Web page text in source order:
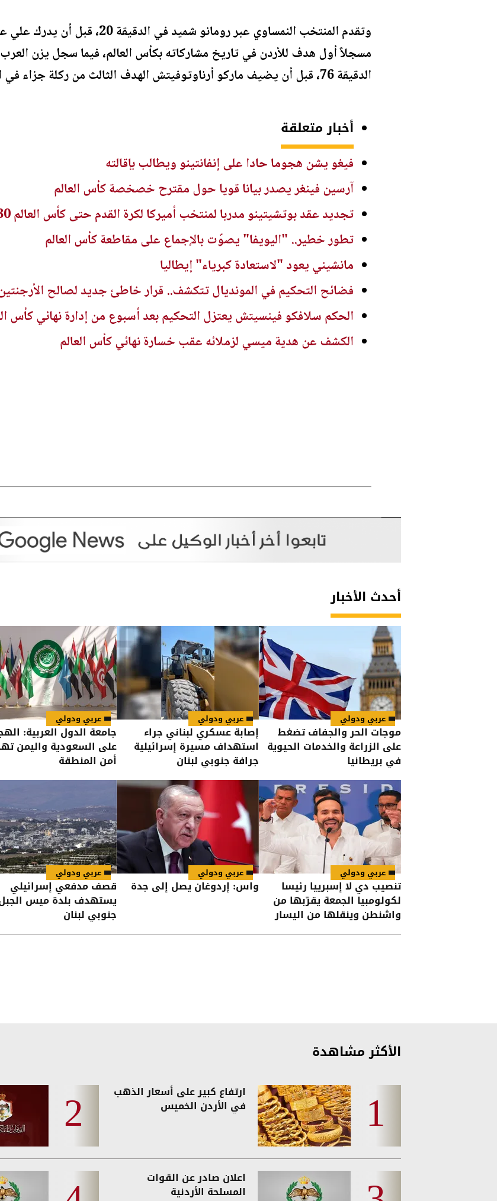
مسجلاً أول هدف للأردن في تاريخ مشاركاته بكأس العالم، فيما سجل يزن
الدقيقة 76، قبل أن يضيف ماركو أرناوتوفيتش الهدف الثالث من ركلة جزاء في الدقيقة 90+12.
أخبار متعلقة
فيغو يشن هجوما حادا على إنفانتينو ويطالب بإقالته
آرسين فينغر يصدر بيانا قويا حول مقترح خصخصة كأس العالم
تجديد عقد بوتشيتينو مدربا لمنتخب أميركا لكرة القدم حتى كأس العالم 2030
تطور خطير.. "اليويفا" يصوّت بالإجماع على مقاطعة كأس العالم
مانشيني يعود "لاستعادة كبرياء" إيطاليا
فضائح التحكيم في المونديال تتكشف.. قرار خاطئ جديد لصالح
الحكم سلافكو فينسيتش يعتزل التحكيم بعد أسبوع من إدارة نهائي كأس
الكشف عن هدية ميسي لزملائه عقب خسارة نهائي كأس العالم
أحدث الأخبار
عربي ودولي
موجات الحر والجفاف تضغط
على الزراعة والخدمات الحيوية
في بريطانيا
عربي ودولي
إصابة عسكري لبناني جراء
استهداف مسيرة إسرائيلية
جرافة جنوبي لبنان
عربي ودولي
جامعة الدول العربية:
على السعودية واليمن
أمن المنطقة
عربي ودولي
تنصيب دي لا إسبرييا رئيسا
لكولومبيا الجمعة يقرّبها من
واشنطن وينقلها من اليسار
عربي ودولي
واس: إردوغان يصل إلى جدة
عربي ودولي
قصف مدفعي إسرائيلي
يستهدف بلدة ميس
جنوبي لبنان
الأكثر مشاهدة
ارتفاع كبير على أسعار الذهب
في الأردن الخميس
اعلان صادر عن القوات
المسلحة الأردنية